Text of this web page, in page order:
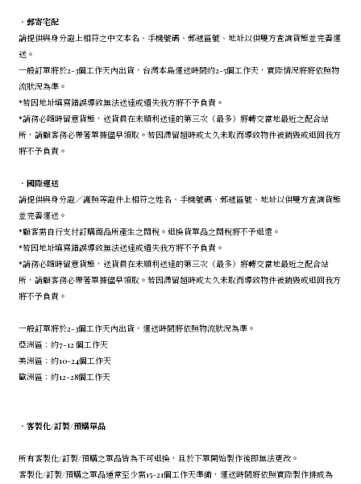
． 郵寄宅配
請提供與身分證上相符之中文本名、手機號碼、郵遞區號、地址以供雙方查詢貨態並完善運
送。
一般訂單將於2-3個工作天內出貨，台灣本島運送時間約2-5個工作天，實際情況將將依照物
流狀況為準。
*若因地址填寫錯誤導致無法送達或遺失我方將不予負責。
*請務必隨時留意貨態，送貨員在未順利送達的第三次（最多）將轉交當地最近之配合站
所，請顧客務必帶著單據儘早領取。若因滯留超時或太久未取而導致物件被銷毀或退回我方
將不予負責。
． 國際運送
請提供與身分證／護照等證件上相符之姓名、手機號碼、郵遞區號、地址以供雙方查詢貨態
並完善運送。
*顧客需自行支付訂購商品所產生之關稅。退換貨單品之關稅將不予退還。
*若因地址填寫錯誤導致無法送達或遺失我方將不予負責。
*請務必隨時留意貨態，送貨員在未順利送達的第三次（最多）將轉交當地最近之配合站
所，請顧客務必帶著單據儘早領取。若因滯留超時或太久未取而導致物件被銷毀或退回我方
將不予負責。
一般訂單將於2-3個工作天內出貨，運送時間將依照物流狀況為準。
亞洲區：約7-12 個工作天
美洲區：約10-24個工作天
歐洲區：約12-28個工作天
． 客製化/訂製/預購單品
所有客製化/訂製/預購之單品皆為不可退換，且於下單開始製作後即無法更改。
客製化/訂製/預購之單品通常至少需15-21個工作天準備，運送時間將依照實際製作排成為